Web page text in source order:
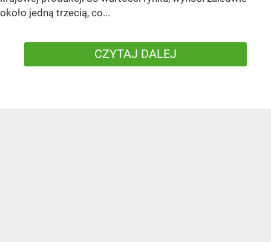
około jedną trzecią, co...
CZYTAJ DALEJ